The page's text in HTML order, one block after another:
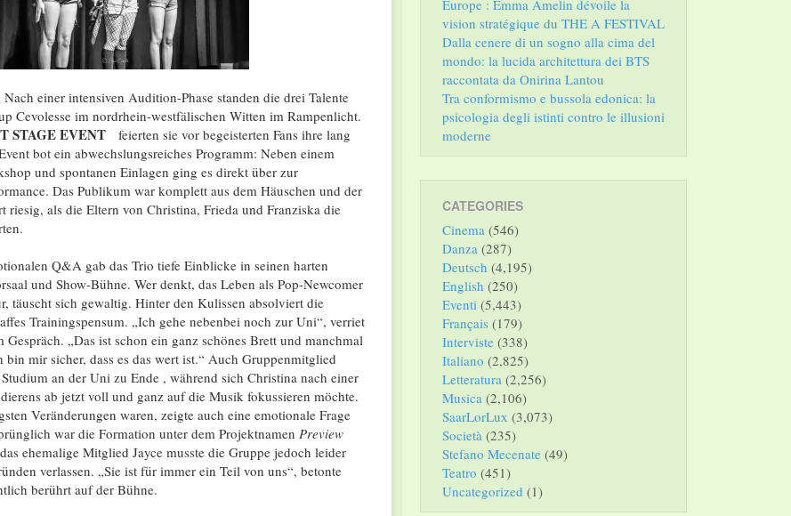
einer intensiven Audition-Phase standen die drei Talente
Cevolesse im nordrhein-westfälischen Witten im Rampenlicht.
STAGE EVENT
feierten sie vor begeisterten Fans ihre lang
bot ein abwechslungsreiches Programm: Neben einem
und spontanen Einlagen ging es direkt über zur
. Das Publikum war komplett aus dem Häuschen und der
riesig, als die Eltern von Christina, Frieda und Franziska die
.
Q&A gab das Trio tiefe Einblicke in seinen harten
und Show-Bühne. Wer denkt, das Leben als Pop-Newcomer
täuscht sich gewaltig. Hinter den Kulissen absolviert die
Trainingspensum. „Ich gehe nebenbei noch zur Uni“, verriet
Gespräch. „Das ist schon ein ganz schönes Brett und manchmal
mir sicher, dass es das wert ist.“ Auch Gruppenmitglied
an der Uni zu Ende , während sich Christina nach einer
ab jetzt voll und ganz auf die Musik fokussieren möchte.
Veränderungen waren, zeigte auch eine emotionale Frage
war die Formation unter dem Projektnamen Preview
ehemalige Mitglied Jayce musste die Gruppe jedoch leider
verlassen. „Sie ist für immer ein Teil von uns“, betonte
berührt auf der Bühne.
Europe : Emma Amelin dévoile la
vision stratégique du THE A FESTIVAL
Dalla cenere di un sogno alla cima del
mondo: la lucida architettura dei BTS
raccontata da Onirina Lantou
Tra conformismo e bussola edonica: la
psicologia degli istinti contro le illusioni
moderne
CATEGORIES
Cinema (546)
Danza (287)
Deutsch (4,195)
English (250)
Eventi (5,443)
Français (179)
Interviste (338)
Italiano (2,825)
Letteratura (2,256)
Musica (2,106)
SaarLorLux (3,073)
Società (235)
Stefano Mecenate (49)
Teatro (451)
Uncategorized (1)